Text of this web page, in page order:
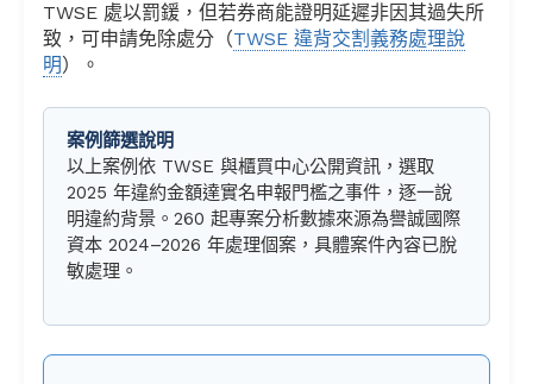
TWSE 處以罰鍰，但若券商能證明延遲非因其過失所
致，可申請免除處分（TWSE 違背交割義務處理說
明）。
案例篩選說明
以上案例依 TWSE 與櫃買中心公開資訊，選取
2025 年違約金額達實名申報門檻之事件，逐一說
明違約背景。260 起專案分析數據來源為譽誠國際
資本 2024–2026 年處理個案，具體案件內容已脫
敏處理。